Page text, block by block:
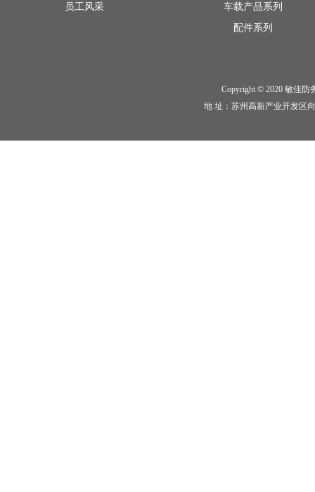
员工风采
车载产品系列
配件系列
Copyright © 2020 敏佳防
地 址：苏州高新产业开发区向